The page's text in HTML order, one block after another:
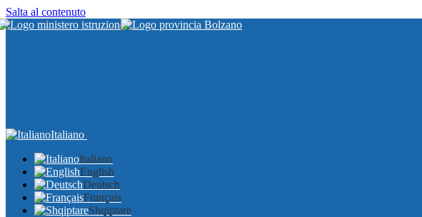
Salta al contenuto
Italiano
Italiano
English
Deutsch
Français
Shqiptare